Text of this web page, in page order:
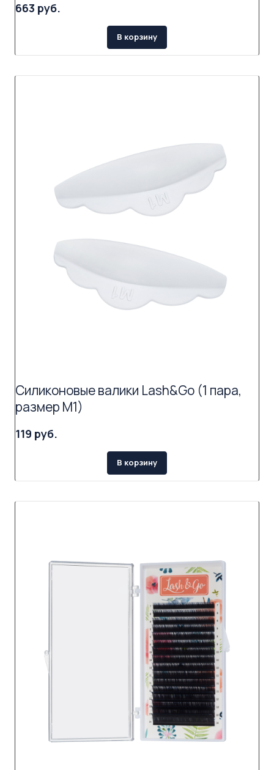
663 руб.
В корзину
Силиконовые валики Lash&Go (1 пара,
размер M1)
119 руб.
В корзину